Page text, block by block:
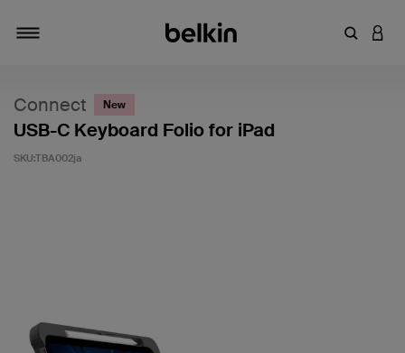
キーワアカ
Connect New
USB-C Keyboard Folio for iPad
SKU:TBA002ja